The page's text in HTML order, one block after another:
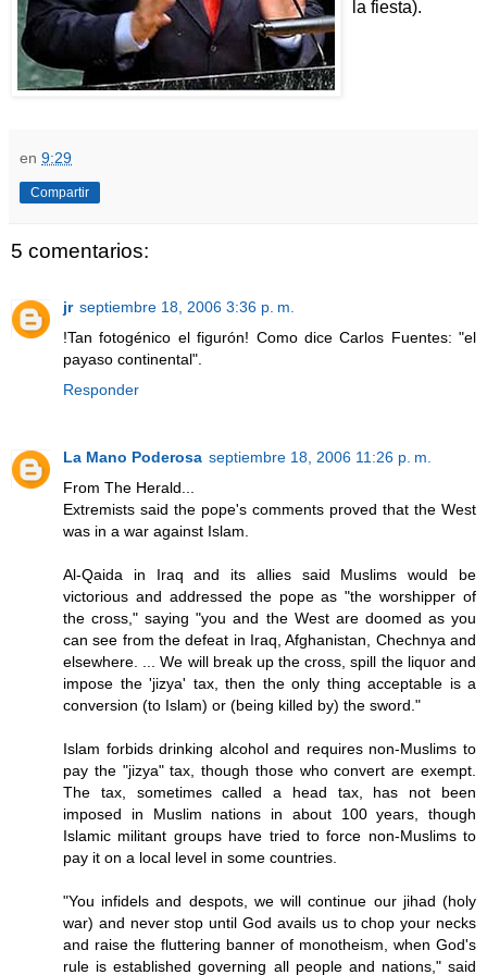
la fiesta).
en 9:29
Compartir
5 comentarios:
jr septiembre 18, 2006 3:36 p. m.
!Tan fotogénico el figurón! Como dice Carlos Fuentes: "el
payaso continental".
Responder
La Mano Poderosa septiembre 18, 2006 11:26 p. m.
From The Herald...
Extremists said the pope's comments proved that the West
was in a war against Islam.
Al-Qaida in Iraq and its allies said Muslims would be
victorious and addressed the pope as "the worshipper of
the cross," saying "you and the West are doomed as you
can see from the defeat in Iraq, Afghanistan, Chechnya and
elsewhere. ... We will break up the cross, spill the liquor and
impose the 'jizya' tax, then the only thing acceptable is a
conversion (to Islam) or (being killed by) the sword."
Islam forbids drinking alcohol and requires non-Muslims to
pay the "jizya" tax, though those who convert are exempt.
The tax, sometimes called a head tax, has not been
imposed in Muslim nations in about 100 years, though
Islamic militant groups have tried to force non-Muslims to
pay it on a local level in some countries.
"You infidels and despots, we will continue our jihad (holy
war) and never stop until God avails us to chop your necks
and raise the fluttering banner of monotheism, when God's
rule is established governing all people and nations," said